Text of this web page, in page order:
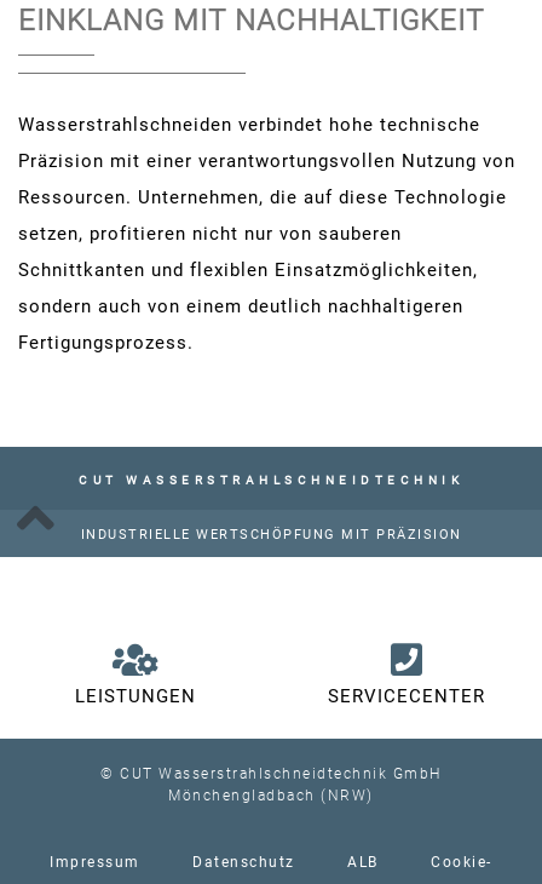
EINKLANG MIT NACHHALTIGKEIT
Wasserstrahlschneiden verbindet hohe technische
Präzision mit einer verantwortungsvollen Nutzung von
Ressourcen. Unternehmen, die auf diese Technologie
setzen, profitieren nicht nur von sauberen
Schnittkanten und flexiblen Einsatzmöglichkeiten,
sondern auch von einem deutlich nachhaltigeren
Fertigungsprozess.
CUT WASSERSTRAHLSCHNEIDTECHNIK
INDUSTRIELLE WERTSCHÖPFUNG MIT PRÄZISION
LEISTUNGEN SERVICECENTER
© CUT Wasserstrahlschneidtechnik GmbH
Mönchengladbach (NRW)
Impressum Datenschutz ALB Cookie-